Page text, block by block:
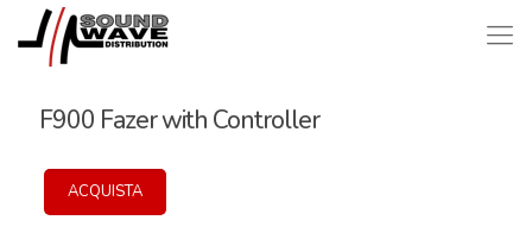
F900 Fazer with Controller
ACQUISTA